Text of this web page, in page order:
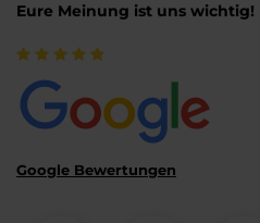
Eure Meinung ist uns wichtig!
Google Bewertungen